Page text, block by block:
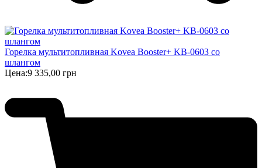
Горелка мультитопливная Kovea Booster+ KB-0603 со
шлангом
Цена:9 335,00 грн